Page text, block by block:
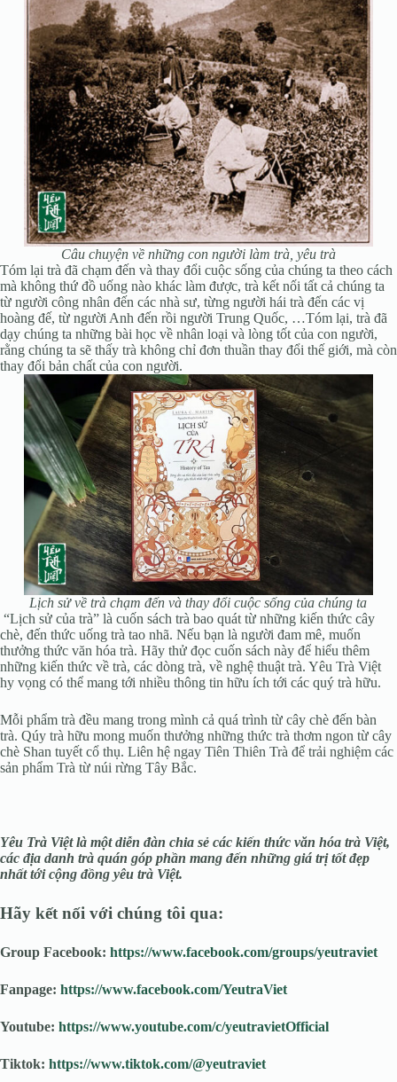
Câu chuyện về những con người làm trà, yêu trà
Tóm lại trà đã chạm đến và thay đổi cuộc sống của chúng ta theo cách
mà không thứ đồ uống nào khác làm được, trà kết nối tất cả chúng ta
từ người công nhân đến các nhà sư, từng người hái trà đến các vị
hoàng đế, từ người Anh đến rồi người Trung Quốc, …Tóm lại, trà đã
dạy chúng ta những bài học về nhân loại và lòng tốt của con người,
rằng chúng ta sẽ thấy trà không chỉ đơn thuần thay đổi thế giới, mà còn
thay đổi bản chất của con người.
Lịch sử về trà chạm đến và thay đổi cuộc sống của chúng ta
“Lịch sử của trà” là cuốn sách trà bao quát từ những kiến thức cây
chè, đến thức uống trà tao nhã. Nếu bạn là người đam mê, muốn
thưởng thức văn hóa trà. Hãy thử đọc cuốn sách này để hiểu thêm
những kiến thức về trà, các dòng trà, về nghệ thuật trà. Yêu Trà Việt
hy vọng có thể mang tới nhiều thông tin hữu ích tới các quý trà hữu.
Mỗi phẩm trà đều mang trong mình cả quá trình từ cây chè đến bàn
trà. Qúy trà hữu mong muốn thưởng những thức trà thơm ngon từ cây
chè Shan tuyết cổ thụ. Liên hệ ngay Tiên Thiên Trà để trải nghiệm các
sản phẩm Trà từ núi rừng Tây Bắc.
Yêu Trà Việt là một diễn đàn chia sẻ các kiến thức văn hóa trà Việt,
các địa danh trà quán góp phần mang đến những giá trị tốt đẹp
nhất tới cộng đồng yêu trà Việt.
Hãy kết nối với chúng tôi qua:
Group Facebook: https://www.facebook.com/groups/yeutraviet
Fanpage: https://www.facebook.com/YeutraViet
Youtube: https://www.youtube.com/c/yeutravietOfficial
Tiktok: https://www.tiktok.com/@yeutraviet